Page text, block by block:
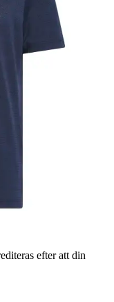
efter att din